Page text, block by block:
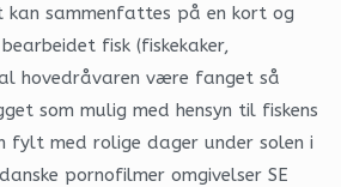
kan sammenfattes på en kort og
fisk (fiskekaker,
hovedråvaren være fanget så
som mulig med hensyn til fiskens
fylt med rolige dager under solen i
pornofilmer omgivelser SE